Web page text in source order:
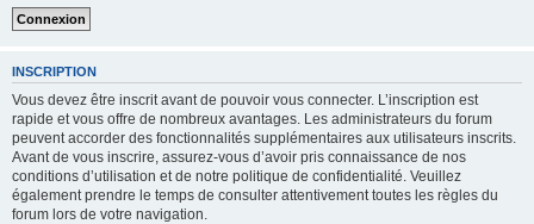
INSCRIPTION
Vous devez être inscrit avant de pouvoir vous connecter. L’inscription est
rapide et vous offre de nombreux avantages. Les administrateurs du forum
peuvent accorder des fonctionnalités supplémentaires aux utilisateurs inscrits.
Avant de vous inscrire, assurez-vous d’avoir pris connaissance de nos
conditions d’utilisation et de notre politique de confidentialité. Veuillez
également prendre le temps de consulter attentivement toutes les règles du
forum lors de votre navigation.